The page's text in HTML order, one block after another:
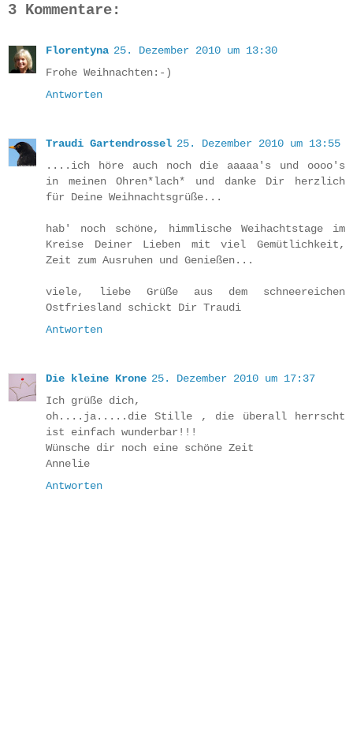
3 Kommentare:
Florentyna 25. Dezember 2010 um 13:30
Frohe Weihnachten:-)
Antworten
Traudi Gartendrossel 25. Dezember 2010 um 13:55
....ich höre auch noch die aaaaa's und oooo's
in meinen Ohren*lach* und danke Dir herzlich
für Deine Weihnachtsgrüße...
hab' noch schöne, himmlische Weihachtstage im
Kreise Deiner Lieben mit viel Gemütlichkeit,
Zeit zum Ausruhen und Genießen...
viele, liebe Grüße aus dem schneereichen
Ostfriesland schickt Dir Traudi
Antworten
Die kleine Krone 25. Dezember 2010 um 17:37
Ich grüße dich,
oh....ja.....die Stille , die überall herrscht
ist einfach wunderbar!!!
Wünsche dir noch eine schöne Zeit
Annelie
Antworten